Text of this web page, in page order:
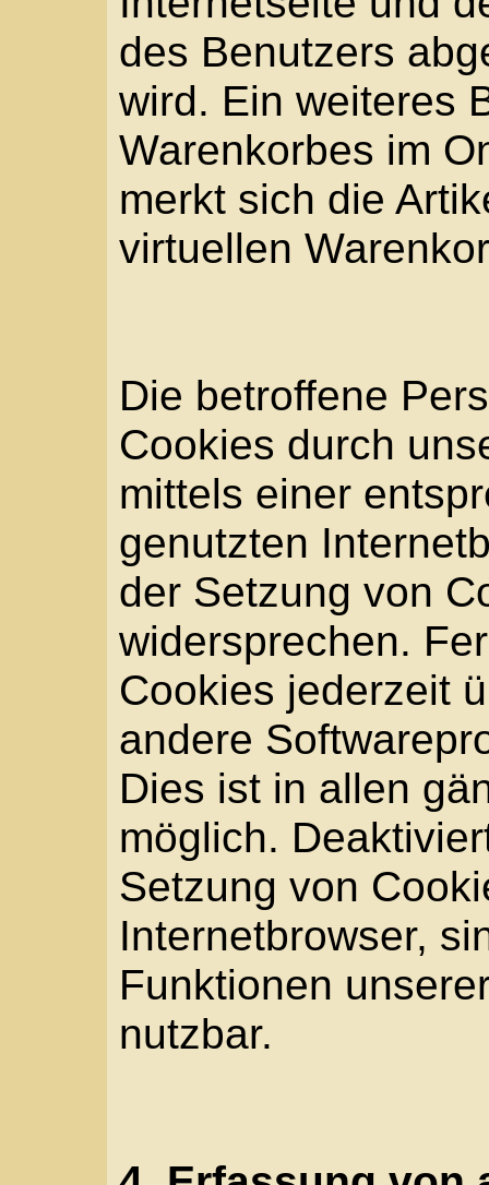
(8) sonstige ähnliche
die der
unsere
dienen.
Rückschlüsse auf die
Informationen
die Inhalte unserer
auszuliefern, (2) die
sowie die Werbung
dauerhafte
Technik unserer
sowie (4) um
eines Cyberangriffes
notwendigen
anonym erhobenen
werden durch die
statistisch und ferner
den Datenschutz und
unserem
ein optimales